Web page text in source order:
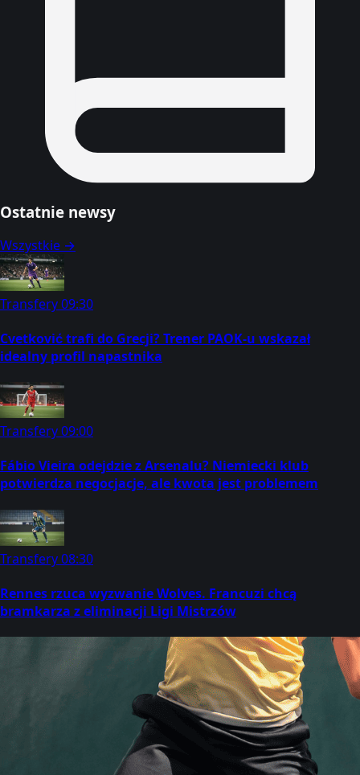
Ostatnie newsy
Wszystkie →
Transfery09:30
Cvetković trafi do Grecji? Trener PAOK-u wskazał
idealny profil napastnika
Transfery09:00
Fábio Vieira odejdzie z Arsenalu? Niemiecki klub
potwierdza negocjacje, ale kwota jest problemem
Transfery08:30
Rennes rzuca wyzwanie Wolves. Francuzi chcą
bramkarza z eliminacji Ligi Mistrzów